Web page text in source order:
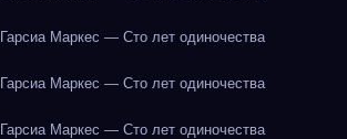
Маркес — Сто лет одиночества
Маркес — Сто лет одиночества
Маркес — Сто лет одиночества